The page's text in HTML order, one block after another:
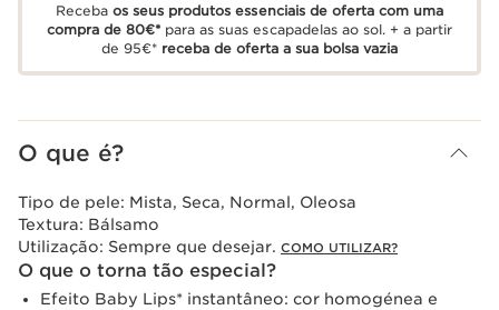
Recebaos seus produtos essenciais de oferta com uma
compra de 80€* para as suas escapadelas ao sol. + a partir
de 95€* receba de oferta a sua bolsa vazia
O que é?
Tipo de pele: Mista, Seca, Normal, Oleosa
Textura: Bálsamo
Utilização: Sempre que desejar. COMO UTILIZAR?
O que o torna tão especial?
Efeito Baby Lips* instantâneo: cor homogénea e